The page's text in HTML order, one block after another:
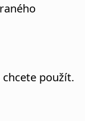
použít.